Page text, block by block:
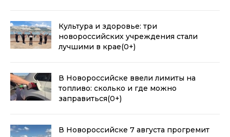
Культура и здоровье: три
новороссийских учреждения стали
лучшими в крае(0+)
В Новороссийске ввели лимиты на
топливо: сколько и где можно
заправиться(0+)
В Новороссийске 7 августа прогремит